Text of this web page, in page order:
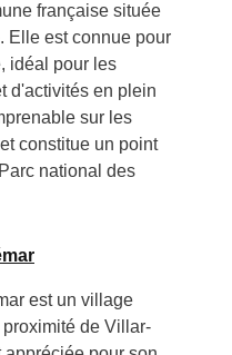
française située
Elle est connue pour
idéal pour les
d'activités en plein
sur les
constitue un point
national des
est un village
de Villar-